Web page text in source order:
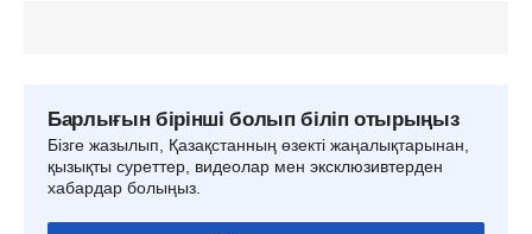
Барлығын бірінші болып біліп отырыңыз
Бізге жазылып, Қазақстанның өзекті жаңалықтарынан,
қызықты суреттер, видеолар мен эксклюзивтерден
хабардар болыңыз.